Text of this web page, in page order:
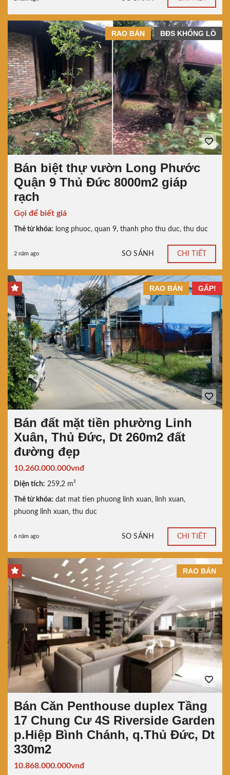
BĐS KHỔNG LỒ
RAO BÁN
Bán biệt thự vườn Long Phước
Quận 9 Thủ Đức 8000m2 giáp
rạch
Gọi để biết giá
Thẻ từ khóa: long phuoc, quan 9, thanh pho thu duc, thu duc
2 năm ago SO SÁNH CHI TIẾT
GẤP!
RAO BÁN
Bán đất mặt tiền phường Linh
Xuân, Thủ Đức, Dt 260m2 đất
đường đẹp
10.260.000.000vnđ
Diện tích: 259,2 m²
Thẻ từ khóa: dat mat tien phuong linh xuan, linh xuan,
phuong linh xuan, thu duc
6 năm ago SO SÁNH CHI TIẾT
RAO BÁN
Bán Căn Penthouse duplex Tầng
17 Chung Cư 4S Riverside Garden
p.Hiệp Bình Chánh, q.Thủ Đức, Dt
330m2
10.868.000.000vnđ